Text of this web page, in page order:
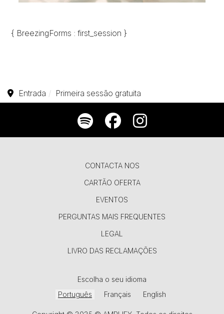
{ BreezingForms : first_session }
Entrada Primeira sessão gratuita
CONTACTA NOS
CARTÃO OFERTA
EVENTOS
PERGUNTAS MAIS FREQUENTES
LEGAL
LIVRO DAS RECLAMAÇÕES
Escolha o seu idioma
Português
Français English